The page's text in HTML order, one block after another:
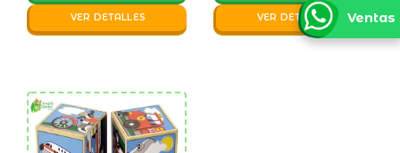
VER DETALLES VER DETALLES Ventas